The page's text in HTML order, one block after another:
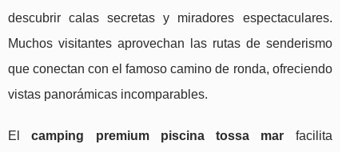
descubrir calas secretas y miradores espectaculares.
Muchos visitantes aprovechan las rutas de senderismo
que conectan con el famoso camino de ronda, ofreciendo
vistas panorámicas incomparables.
Elcamping premium piscina tossa mar facilita